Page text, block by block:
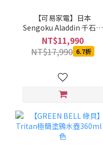
【可易家電】日本
Sengoku Aladdin 千石阿
拉丁卡式瓦斯暖爐 SAG-
BF02
NT$11,990
NT$17,990 6.7折